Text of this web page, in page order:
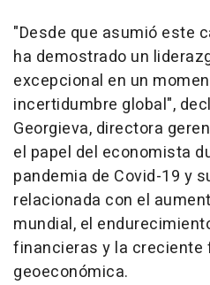
"Desde que asumió este
ha demostrado un
excepcional en un
incertidumbre global",
Georgieva, directora
el papel del economista
pandemia de Covid-19 y
relacionada con el
mundial, el
financieras y la creciente
geoeconómica.